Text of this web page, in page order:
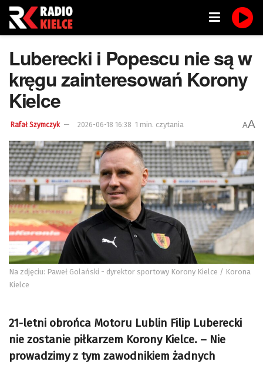
Luberecki i Popescu nie są w
kręgu zainteresowań Korony
Kielce
Rafał Szymczyk 2026-06-18 16:38 1 min. czytania AA
Na zdjęciu: Paweł Golański - dyrektor sportowy Korony Kielce / Korona
Kielce
21-letni obrońca Motoru Lublin Filip Luberecki
nie zostanie piłkarzem Korony Kielce. – Nie
prowadzimy z tym zawodnikiem żadnych